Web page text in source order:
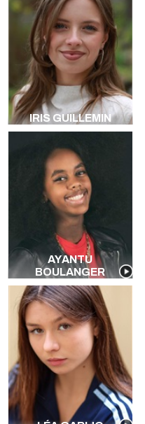
IRIS GUILLEMIN
AYANTU
BOULANGER